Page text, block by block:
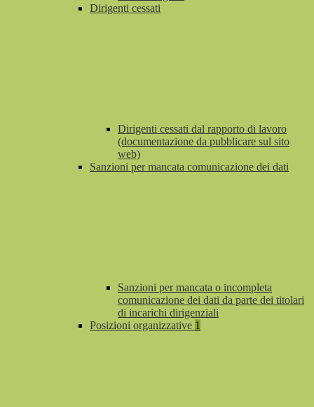
Dirigenti cessati
Dirigenti cessati dal rapporto di lavoro
(documentazione da pubblicare sul sito
web)
Sanzioni per mancata comunicazione dei dati
Sanzioni per mancata o incompleta
comunicazione dei dati da parte dei titolari
di incarichi dirigenziali
Posizioni organizzative 1